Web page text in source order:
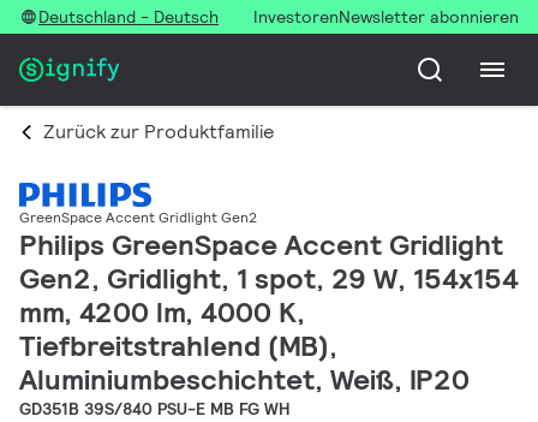
Deutschland - Deutsch InvestorenNewsletter abonnieren
Zurück zur Produktfamilie
GreenSpace Accent Gridlight Gen2
Philips GreenSpace Accent Gridlight
Gen2, Gridlight, 1 spot, 29 W, 154x154
mm, 4200 lm, 4000 K,
Tiefbreitstrahlend (MB),
Aluminiumbeschichtet, Weiß, IP20
GD351B 39S/840 PSU-E MB FG WH